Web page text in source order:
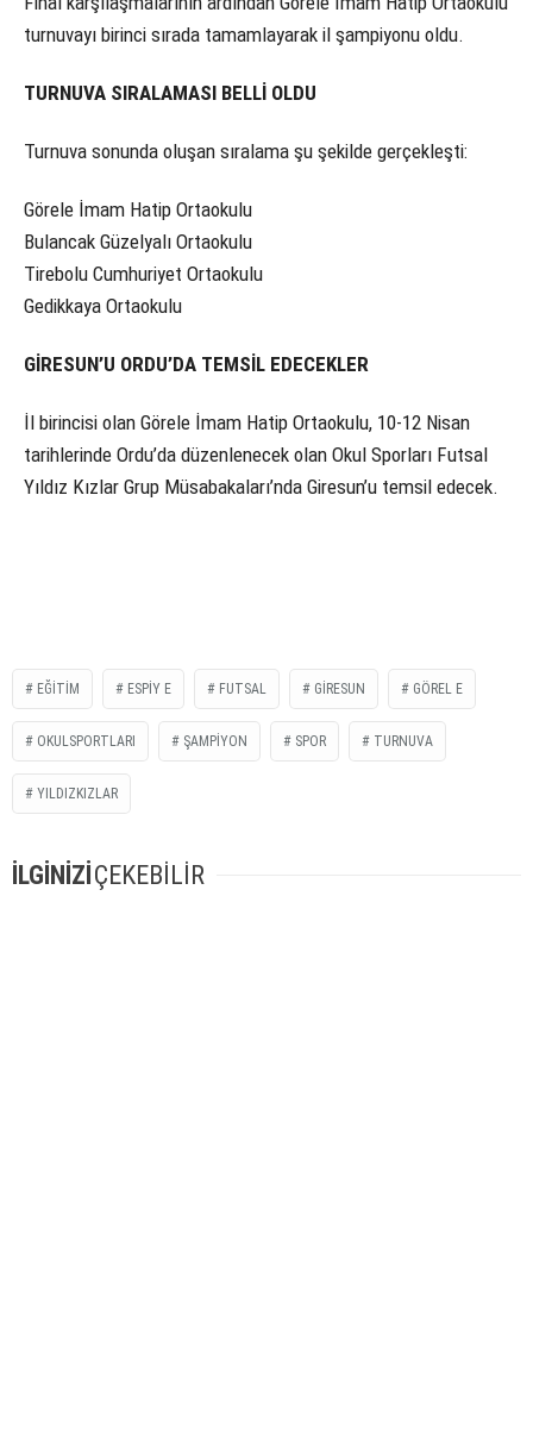
turnuvayı birinci sırada tamamlayarak il şampiyonu oldu.
TURNUVA SIRALAMASI BELLİ OLDU
Turnuva sonunda oluşan sıralama şu şekilde gerçekleşti:
Görele İmam Hatip Ortaokulu
Bulancak Güzelyalı Ortaokulu
Tirebolu Cumhuriyet Ortaokulu
Gedikkaya Ortaokulu
GİRESUN’U ORDU’DA TEMSİL EDECEKLER
İl birincisi olan Görele İmam Hatip Ortaokulu, 10-12 Nisan
tarihlerinde Ordu’da düzenlenecek olan Okul Sporları Futsal
Yıldız Kızlar Grup Müsabakaları’nda Giresun’u temsil edecek.
EĞITIM ESPIY E FUTSAL GIRESUN GÖREL E
OKULSPORTLARI ŞAMPIYON SPOR TURNUVA
YILDIZKIZLAR
İLGİNİZİÇEKEBİLİR